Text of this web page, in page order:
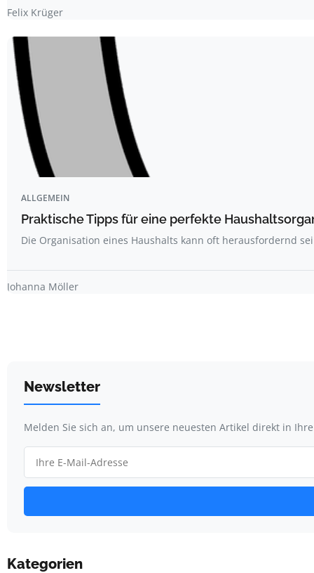
Felix Krüger
ALLGEMEIN
Praktische Tipps für eine perfekte
Die Organisation eines Haushalts kann oft herausfordernd
Johanna Möller
Newsletter
Melden Sie sich an, um unsere neuesten Artikel direkt in
Kategorien